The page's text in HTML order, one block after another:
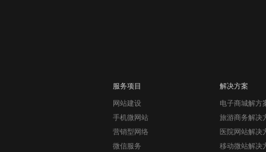
服务项目
网站建设
手机微网站
营销型网络
微信服务
解决方案
电子商城解方
旅游商务解决
医院网站解决
移动微站解决